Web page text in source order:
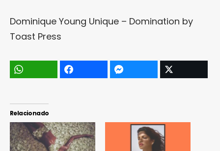
Dominique Young Unique – Domination by
Toast Press
Relacionado